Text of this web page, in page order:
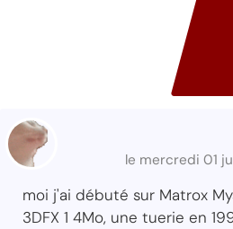
le mercredi 01
moi j'ai débuté sur Matrox
3DFX 1 4Mo, une tuerie en